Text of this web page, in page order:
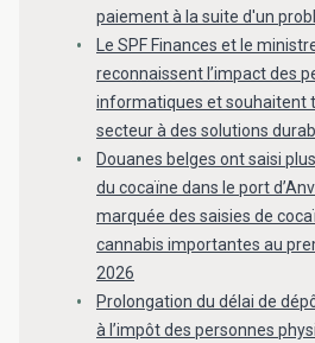
paiement à la suite d'un
Le SPF Finances et le
reconnaissent l’impact des
informatiques et souhaitent
secteur à des solutions
Douanes belges ont saisi
du cocaïne dans le port
marquée des saisies de
cannabis importantes au
2026
Prolongation du délai de
à l’impôt des personnes